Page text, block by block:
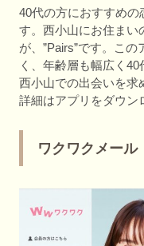
40代の方におすすめの
す。西小山にお住まい
が、”Pairs”です。こ
く、年齢層も幅広く40
西小山での出会いを求
詳細はアプリをダウン
ワクワクメール